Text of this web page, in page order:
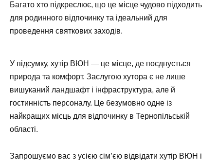
Багато хто підкреслює, що це місце чудово підходить
для родинного відпочинку та ідеальний для
проведення святкових заходів.
У підсумку, хутір ВЮН — це місце, де поєднується
природа та комфорт. Заслугою хутора є не лише
вишуканий ландшафт і інфраструктура, але й
гостинність персоналу. Це безумовно одне із
найкращих місць для відпочинку в Тернопільській
області.
Запрошуємо вас з усією сім’єю відвідати хутір ВЮН і